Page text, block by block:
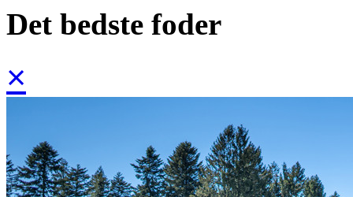
Det bedste foder
×